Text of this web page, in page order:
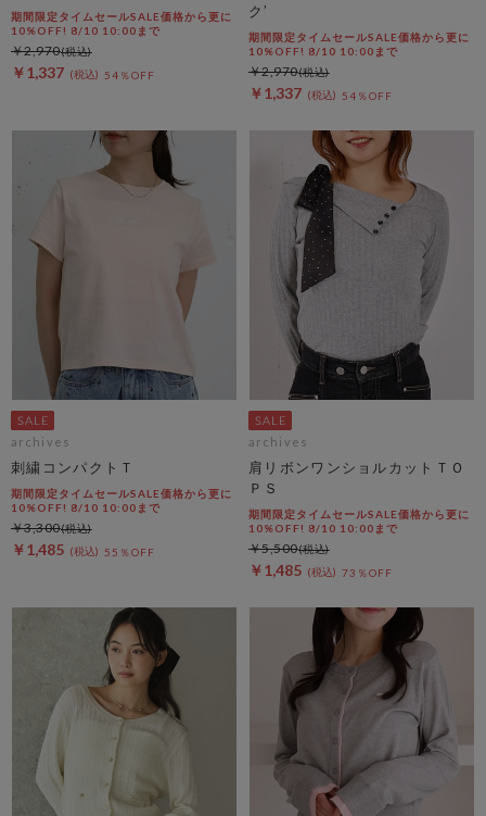
期間限定タイムセールSALE価格から更に
10%OFF! 8/10 10:00まで
￥1,337 54％OFF
￥2,970
ク’
期間限定タイムセールSALE価格から更に
10%OFF! 8/10 10:00まで
￥1,337 54％OFF
￥2,970
archives
刺繍コンパクトＴ
期間限定タイムセールSALE価格から更に
10%OFF! 8/10 10:00まで
￥1,485 55％OFF
￥3,300
archives
肩リボンワンショルカットＴＯ
ＰＳ
期間限定タイムセールSALE価格から更に
10%OFF! 8/10 10:00まで
￥1,485 73％OFF
￥5,500